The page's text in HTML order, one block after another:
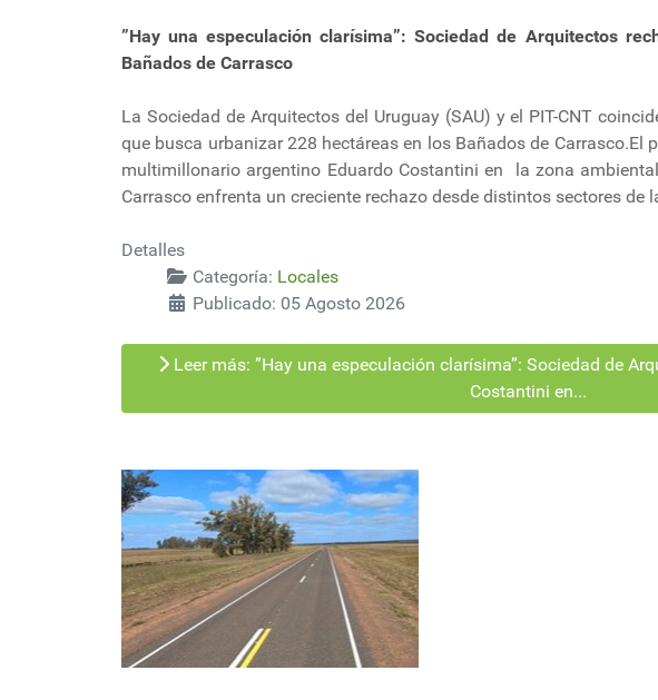
”Hay una especulación clarísima”: Sociedad de Arquitectos
Bañados de Carrasco
La Sociedad de Arquitectos del Uruguay (SAU) y el PIT-CNT
que busca urbanizar 228 hectáreas en los Bañados de Carrasco.El
multimillonario argentino Eduardo Costantini en la zona
Carrasco enfrenta un creciente rechazo desde distintos sectores de
Detalles
Categoría: Locales
Publicado: 05 Agosto 2026
Leer más: ”Hay una especulación clarísima”: Sociedad de
Costantini en...